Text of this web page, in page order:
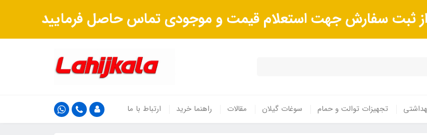
از ثبت سفارش جهت استعلام قیمت و موجودی تماس حاصل فرمایید
تجهیزات توالت و حمام سوغات گیلان مقالات راهنما خرید ارتباط با ما